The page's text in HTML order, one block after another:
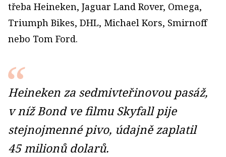
třeba Heineken, Jaguar Land Rover, Omega,
Triumph Bikes, DHL, Michael Kors, Smirnoff
nebo Tom Ford.
Heineken za sedmivteřinovou pasáž,
v níž Bond ve filmu Skyfall pije
stejnojmenné pivo, údajně zaplatil
45 milionů dolarů.